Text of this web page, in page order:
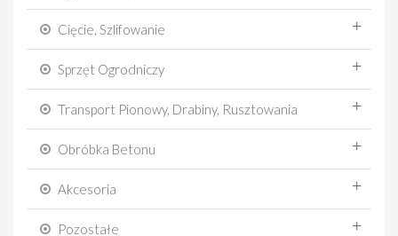
Cięcie, Szlifowanie
Sprzęt Ogrodniczy
Transport Pionowy, Drabiny, Rusztowania
Obróbka Betonu
Akcesoria
Pozostałe